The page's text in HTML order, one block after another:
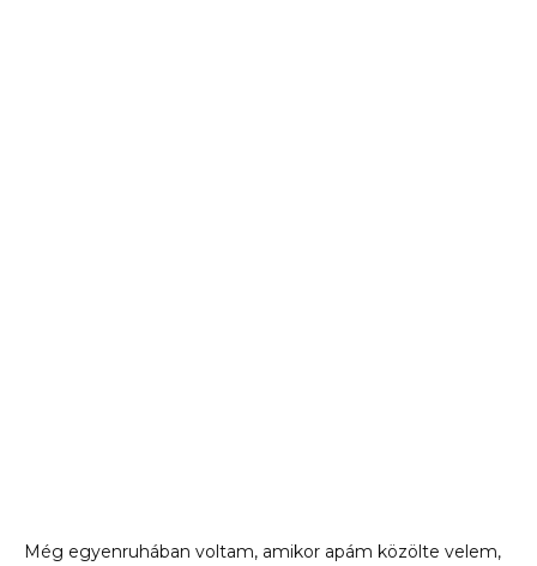
Még egyenruhában voltam, amikor apám közölte velem,